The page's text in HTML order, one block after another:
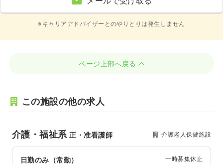
※キャリアアドバイザーとのやりとりは発生しません
ページ上部へ戻る
この施設の他の求人
介護・福祉系正・准看護師 介護老人保健施設
日勤のみ（常勤） 一時募集休止